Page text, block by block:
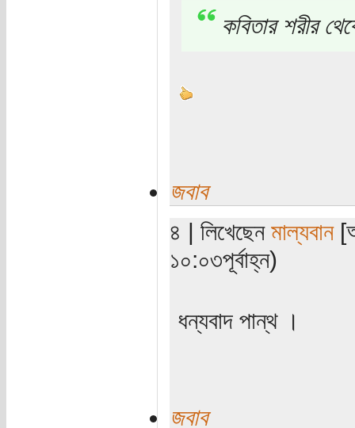
কবিতার শরীর
জবাব
৪ | লিখেছেন মাল্যবান
১০:০৩পূর্বাহ্ন)
ধন্যবাদ পান্থ ।
জবাব